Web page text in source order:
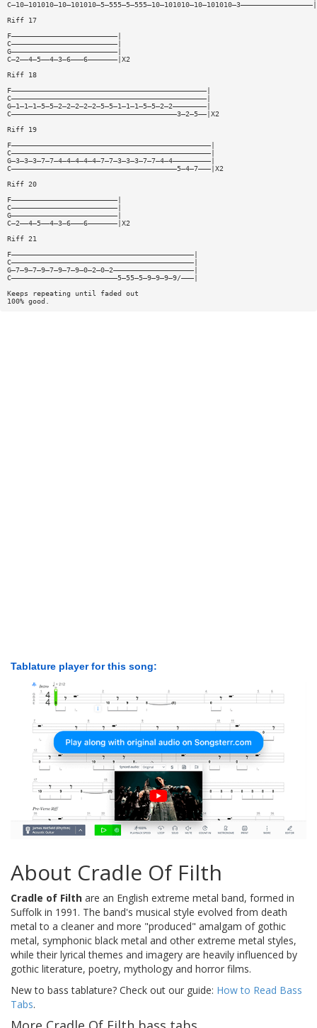
Riff 17
F—————————————————————————|
C—————————————————————————|
G—————————————————————————|
C—2——4—5——4—3—6———6———————|X2
Riff 18
F——————————————————————————————————————————————|
C——————————————————————————————————————————————|
G—1—1—1—5—5—2—2—2—2—2—5—5—1—1—1—5—5—2—2————————|
C———————————————————————————————————————3—2—5——|X2
Riff 19
F———————————————————————————————————————————————|
C———————————————————————————————————————————————|
G—3—3—3—7—7—4—4—4—4—4—7—7—3—3—3—7—7—4—4—————————|
C———————————————————————————————————————5—4—7———|X2
Riff 20
F—————————————————————————|
C—————————————————————————|
G—————————————————————————|
C—2——4—5——4—3—6———6———————|X2
Riff 21
F———————————————————————————————————————————|
C———————————————————————————————————————————|
G—7—9—7—9—7—9—7—9—0—2—0—2———————————————————|
C—————————————————————————5—55—5—9—9—9—9/———|
Keeps repeating until faded out
100% good.
Tablature player for this song:
About Cradle Of Filth
Cradle of Filth are an English extreme metal band, formed in
Suffolk in 1991. The band's musical style evolved from death
metal to a cleaner and more "produced" amalgam of gothic
metal, symphonic black metal and other extreme metal styles,
while their lyrical themes and imagery are heavily influenced by
gothic literature, poetry, mythology and horror films.
New to bass tablature? Check out our guide: How to Read Bass
Tabs.